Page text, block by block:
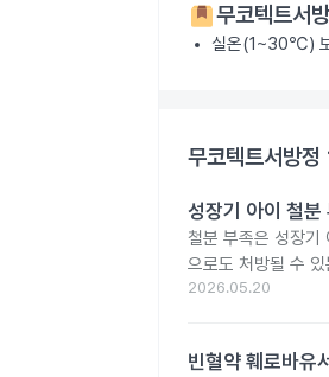
무코텍트서
실온(1~30℃)
무코텍트서방
성장기 아이 철
철분 부족은 성장기
으로도 처방될 수
2026.05.20
빈혈약 훼로바유